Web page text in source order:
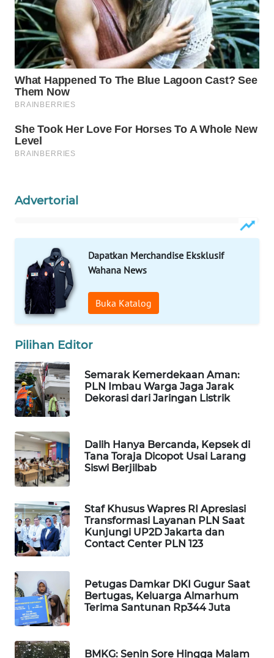
Advertorial
Dapatkan Merchandise Eksklusif
Wahana News
Buka Katalog
Pilihan Editor
Semarak Kemerdekaan Aman:
PLN Imbau Warga Jaga Jarak
Dekorasi dari Jaringan Listrik
Dalih Hanya Bercanda, Kepsek di
Tana Toraja Dicopot Usai Larang
Siswi Berjilbab
Staf Khusus Wapres RI Apresiasi
Transformasi Layanan PLN Saat
Kunjungi UP2D Jakarta dan
Contact Center PLN 123
Petugas Damkar DKI Gugur Saat
Bertugas, Keluarga Almarhum
Terima Santunan Rp344 Juta
BMKG: Senin Sore Hingga Malam
WAHANANEWS
CO ID
WAHANANEWS
NET
WAHANA
SPORT
WAHANA
PERSONA
WAHANA
OTOMOTIF
WAHANA
HEALTH
WAHANA
DESA
LAPAK
WAHANA
Wahana
Network
KONSUMEN
LISTRIK
MASYARAKAT
KELISTRIKAN
ID